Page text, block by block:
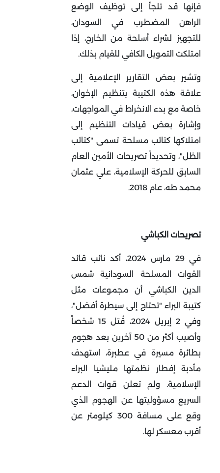
فإنها قد تلجأ إلى توظيف الوضع
الراهن المضطرب في السودان،
للتجهيز لشراء أسلحة من الخارج، إذا
امتلكت التمويل الكافي للقيام بذلك.
وتشير بعض التقارير الإعلامية إلى
علاقة هذه الكتيبة بتنظيم الإخوان،
خاصة مع بدء الانخراط في المواجهات،
وإشارة بعض قيادات التنظيم إلى
امتلاكها كتائب مسلحة تسمى "كتائب
الظل"، وتحديداً تصريحات الأمين العام
السابق للحركة الإسلامية، علي عثمان
محمد طه، عام 2018.
تصريحات الكباشي
في 29 مارس 2024، أكد نائب قائد
القوات المسلحة السودانية شمس
الدين الكباشي أن مجموعات مثل
كتيبة البراء "تحتاج إلى سيطرة أفضل"،
وفي 2 إبريل 2024، قُتل 15 شخصاً
وأصيب أكثر من 50 آخرين بعد هجوم
بطائرة مسيرة في عطبرة، استهدف
مأدبة إفطار نظمتها مليشيا البراء
الإسلامية. ولم تعلن قوات الدعم
السريع مسؤوليتها عن الهجوم الذي
وقع على مسافة 300 كيلومتر عن
أقرب معسكر لها.